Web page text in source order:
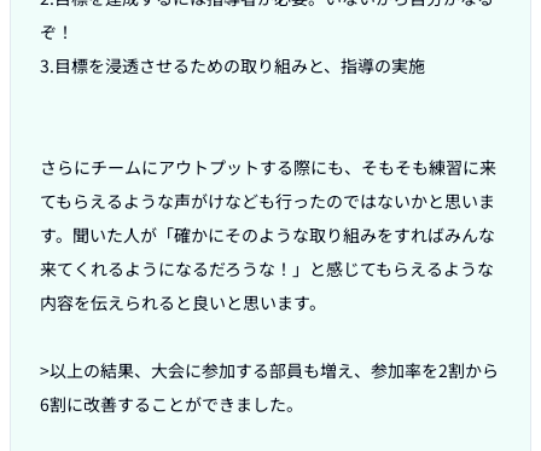
ぞ！
3.目標を浸透させるための取り組みと、指導の実施
さらにチームにアウトプットする際にも、そもそも練習に来
てもらえるような声がけなども行ったのではないかと思いま
す。聞いた人が「確かにそのような取り組みをすればみんな
来てくれるようになるだろうな！」と感じてもらえるような
内容を伝えられると良いと思います。
>以上の結果、大会に参加する部員も増え、参加率を2割から
6割に改善することができました。